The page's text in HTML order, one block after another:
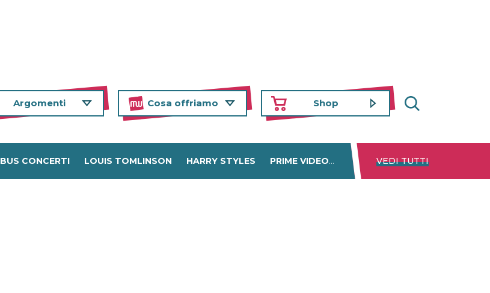
Argomenti Cosa offriamo Shop
BUS CONCERTI LOUIS TOMLINSON HARRY STYLES PRIME VIDEO DISNEY+ NETFLIX
VEDI TUTTI